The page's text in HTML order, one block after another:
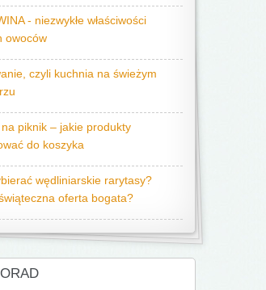
- niezwykłe właściwości
owoców
czyli kuchnia na świeżym
piknik – jakie produkty
do koszyka
wędliniarskie rarytasy?
oferta bogata?